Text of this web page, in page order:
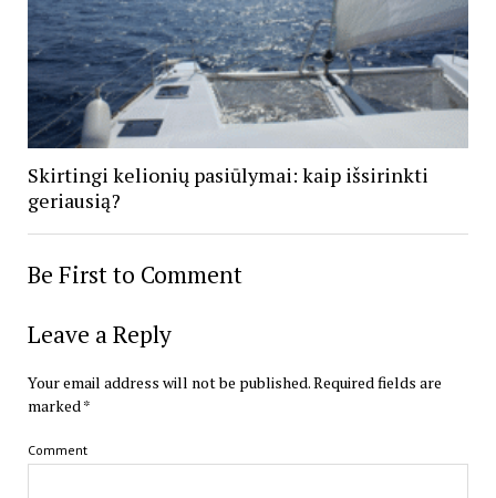
Skirtingi kelionių pasiūlymai: kaip išsirinkti
geriausią?
Be First to Comment
Leave a Reply
Your email address will not be published.Required fields are
marked*
Comment